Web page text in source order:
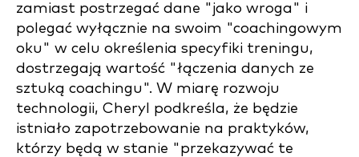
zamiast postrzegać dane "jako wroga" i
polegać wyłącznie na swoim "coachingowym
oku" w celu określenia specyfiki treningu,
dostrzegają wartość "łączenia danych ze
sztuką coachingu". W miarę rozwoju
technologii, Cheryl podkreśla, że będzie
istniało zapotrzebowanie na praktyków,
którzy będą w stanie "przekazywać te